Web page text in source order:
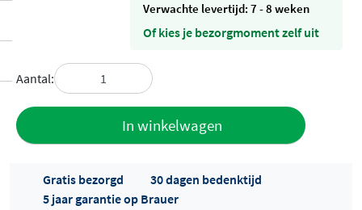
Verwachte levertijd: 7 - 8 weken
Of kies je bezorgmoment zelf uit
Aantal:
In winkelwagen
Gratis bezorgd
30 dagen bedenktijd
5 jaar garantie op Brauer